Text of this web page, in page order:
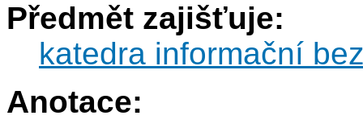
Předmět zajišťuje:
katedra informační
Anotace: